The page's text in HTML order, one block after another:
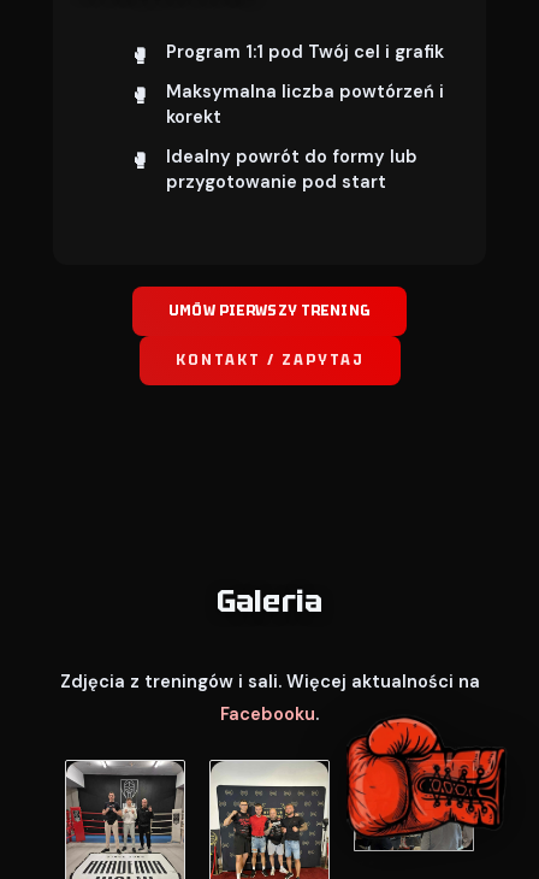
Program 1:1 pod Twój cel i grafik
Maksymalna liczba powtórzeń i
korekt
Idealny powrót do formy lub
przygotowanie pod start
UMÓW PIERWSZY TRENING
KONTAKT / ZAPYTAJ
Galeria
Zdjęcia z treningów i sali. Więcej aktualności na
Facebooku.